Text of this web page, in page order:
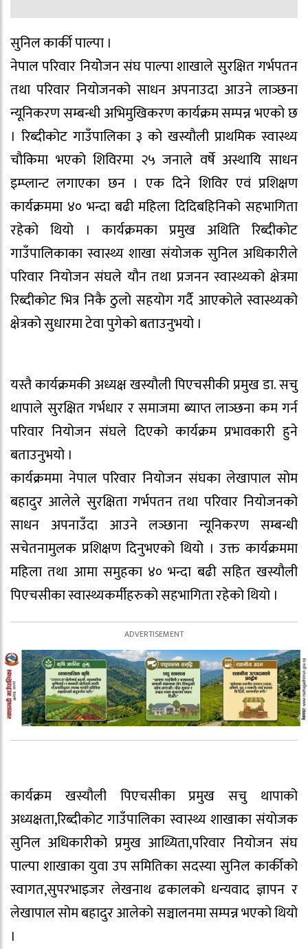
सुनिल कार्की पाल्पा ।
नेपाल परिवार नियोेजन संघ पाल्पा शाखाले सुरक्षित गर्भपतन
तथा परिवार नियोजनको साधन अपनाउदा आउने लाञ्छना
न्यूनिकरण सम्बन्धी अभिमुखिकरण कार्यक्रम सम्पन्न भएको छ
। रिब्दीकोट गाउँपालिका ३ को खस्यौली प्राथमिक स्वास्थ्य
चौकिमा भएको शिविरमा २५ जनाले वर्षे अस्थायि साधन
इम्प्लान्ट लगाएका छन । एक दिने शिविर एवं प्रशिक्षण
कार्यक्रममा ४० भन्दा बढी महिला दिदिबहिनिको सहभागिता
रहेको थियो । कार्यक्रमका प्रमुख अथिति रिब्दीकोट
गाउँपालिकाका स्वास्थ्य शाखा संयोजक सुनिल अधिकारीले
परिवार नियोजन संघले यौन तथा प्रजनन स्वास्थ्यको क्षेत्रमा
रिब्दीकोट भित्र निकै ठुलो सहयोग गर्दै आएकोले स्वास्थ्यको
क्षेत्रको सुधारमा टेवा पुगेको बताउनुभयो ।
यस्तै कार्यक्रमकी अध्यक्ष खस्यौली पिएचसीकी प्रमुख डा. सचु
थापाले सुरक्षित गर्भधार र समाजमा ब्याप्त लाञ्छना कम गर्न
परिवार नियोजन संघले दिएको कार्यक्रम प्रभावकारी हुने
बताउनुभयो ।
कार्यक्रममा नेपाल परिवार नियोजन संघका लेखापाल सोम
बहादुर आलेले सुरक्षिता गर्भपतन तथा परिवार नियोजनको
साधन अपनाउँदा आउने लञ्छाना न्यूनिकरण सम्बन्धी
सचेतनामुलक प्रशिक्षण दिनुभएको थियो । उक्त कार्यक्रममा
महिला तथा आमा समुहका ४० भन्दा बढी सहित खस्यौली
पिएचसीका स्वास्थ्यकर्मीहरुको सहभागिता रहेको थियो ।
कार्यक्रम खस्यौली पिएचसीका प्रमुख सचु थापाको
अध्यक्षता,रिब्दीकोट गाउँपालिका स्वास्थ्य शाखाका संयोजक
सुनिल अधिकारीको प्रमुख आथ्यिता,परिवार नियोजन संघ
पाल्पा शाखाका युवा उप समितिका सदस्या सुनिल कार्कीको
स्वागत,सुपरभाइजर लेखनाथ ढकालको धन्यवाद ज्ञापन र
लेखापाल सोम बहादुर आलेको सञ्चालनमा सम्पन्न भएको थियो
।